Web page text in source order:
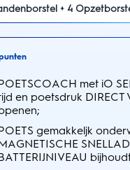
+ 4
met iO
en poetsdruk
gemakkeljk